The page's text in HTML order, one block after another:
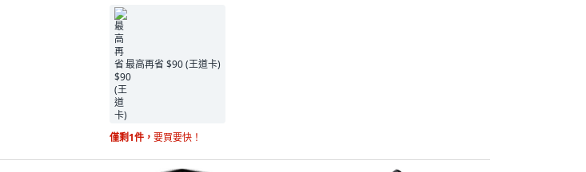
最高再省 $90 (王道卡)
僅剩1件， 要買要快！